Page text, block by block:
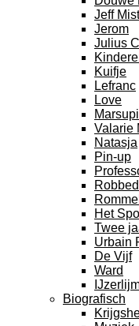
Jeff
Jerom
Julius
Kuifje
Lefranc
Love
Valarie
Natasja
Pin-up
Het
Twee
Urbain
De Vijf
Ward
Biografisch